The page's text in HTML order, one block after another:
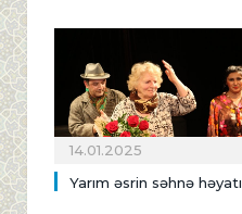
14.01.2025
Yarım əsrin səhnə həyatı